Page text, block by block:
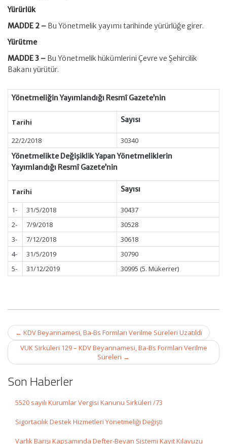
Yürürlük
MADDE 2 – Bu Yönetmelik yayımı tarihinde yürürlüğe girer.
Yürütme
MADDE 3 – Bu Yönetmelik hükümlerini Çevre ve Şehircilik
Bakanı yürütür.
Yönetmeliğin Yayımlandığı Resmî Gazete’nin
Tarihi Sayısı
22/2/2018
30340
Yönetmelikte Değişiklik Yapan Yönetmeliklerin
Yayımlandığı Resmî Gazete’nin
Tarihi Sayısı
1- 31/5/2018
30437
2-
7/9/2018
30528
3-
7/12/2018
30618
4-
31/5/2019
30790
5-
31/12/2019 30995 (5. Mükerrer)
Post
navigation
← KDV Beyannamesi, Ba-Bs Formları Verilme Süreleri Uzatıldı
VUK Sirküleri 129 – KDV Beyannamesi, Ba-Bs Formları Verilme
Süreleri →
Son Haberler
5520 sayılı Kurumlar Vergisi Kanunu Sirküleri /73
Sigortacılık Destek Hizmetleri Yönetmeliği Değişti
Varlık Barışı Kapsamında Defter-Beyan Sistemi Kayıt Kılavuzu